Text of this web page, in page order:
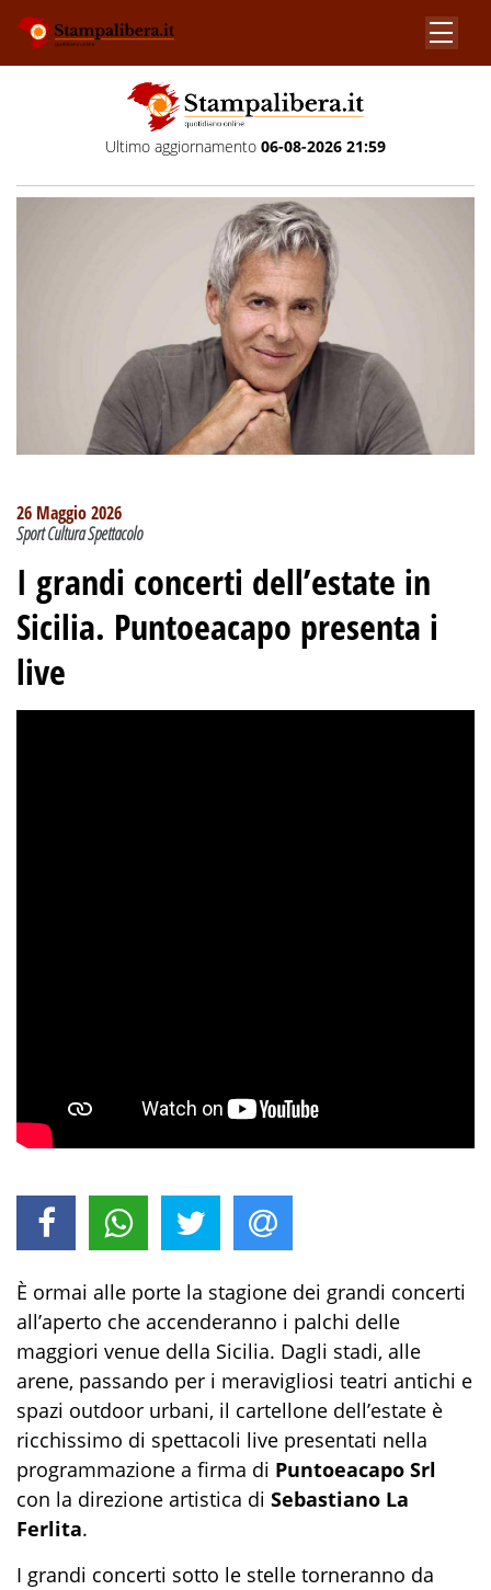
Ultimo aggiornamento 06-08-2026 21:59
26 Maggio 2026
Sport Cultura Spettacolo
I grandi concerti dell’estate in
Sicilia. Puntoeacapo presenta i
live
È ormai alle porte la stagione dei grandi concerti
all’aperto che accenderanno i palchi delle
maggiori venue della Sicilia. Dagli stadi, alle
arene, passando per i meravigliosi teatri antichi e
spazi outdoor urbani, il cartellone dell’estate è
ricchissimo di spettacoli live presentati nella
programmazione a firma di Puntoeacapo Srl
con la direzione artistica di Sebastiano La
Ferlita.
I grandi concerti sotto le stelle torneranno da